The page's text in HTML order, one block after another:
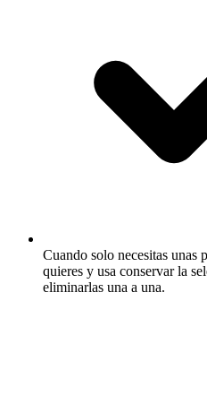
Cuando solo necesitas unas
quieres y usa conservar la
eliminarlas una a una.